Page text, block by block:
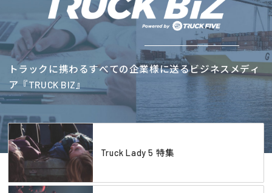
トラックに携わるすべての企業様に送るビジネスメディ
ア『TRUCK BIZ』
Truck Lady 5 特集